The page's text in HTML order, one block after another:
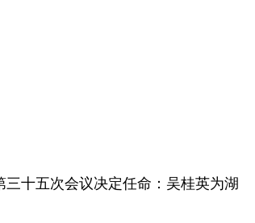
十五次会议决定任命：吴桂英为湖